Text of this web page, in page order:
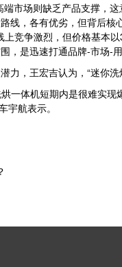
场则缺乏产品支撑，
线，各有优劣，但背后
竞争激烈，但价格基本
是迅速打通品牌-市场-
，王宏吉认为，“迷你
体机短期内是很难实
宇航表示。